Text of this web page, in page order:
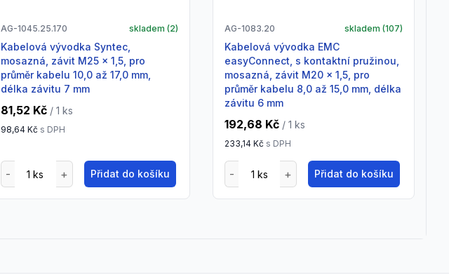
AG-1045.25.170 skladem (2)
Kabelová vývodka Syntec,
mosazná, závit M25 x 1,5, pro
průměr kabelu 10,0 až 17,0 mm,
délka závitu 7 mm
81,52 Kč / 1 ks
98,64 Kč s DPH
Přidat do košíku
AG-1083.20 skladem (107)
Kabelová vývodka EMC
easyConnect, s kontaktní pružinou,
mosazná, závit M20 x 1,5, pro
průměr kabelu 8,0 až 15,0 mm, délka
závitu 6 mm
192,68 Kč / 1 ks
233,14 Kč s DPH
Přidat do košíku